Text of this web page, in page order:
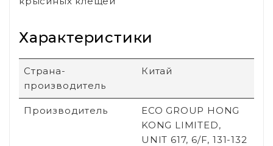
Характеристики
Страна-
производитель
Китай
Производитель
ECO GROUP HONG
KONG LIMITED,
UNIT 617, 6/F, 131-132